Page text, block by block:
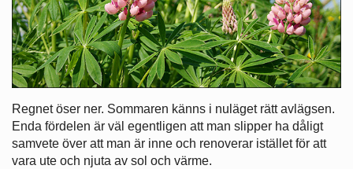
Regnet öser ner. Sommaren känns i nuläget rätt avlägsen.
Enda fördelen är väl egentligen att man slipper ha dåligt
samvete över att man är inne och renoverar istället för att
vara ute och njuta av sol och värme.